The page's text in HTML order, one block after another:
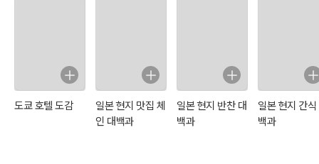
도쿄 호텔 도감
일본 현지 맛집 체
인 대백과
일본 현지 반찬 대
백과
일본 현지 간식
백과